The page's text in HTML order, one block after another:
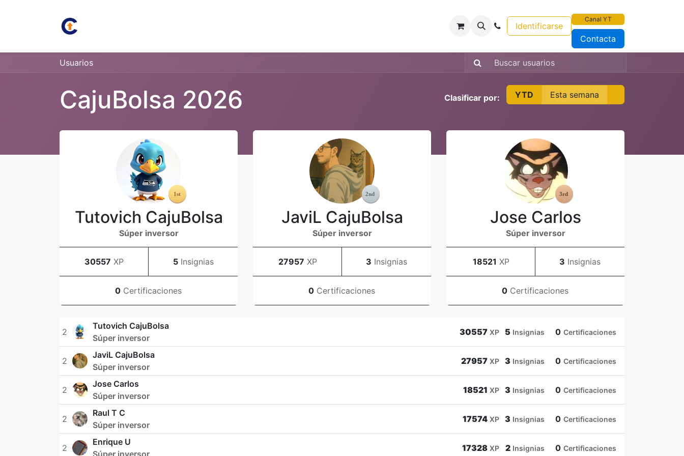
Identificarse
Canal YT
Contacta
Usuarios
CajuBolsa 2026 Clasificar por: YTD Esta semana
Tutovich CajuBolsa
Súper inversor
30557 XP 5 Insignias
0 Certificaciones
JaviL CajuBolsa
Súper inversor
27957 XP 3 Insignias
0 Certificaciones
Jose Carlos
Súper inversor
18521 XP 3 Insignias
0 Certificaciones
2
Tutovich CajuBolsa
Súper inversor
30557 XP 5 Insignias 0 Certificaciones
2
JaviL CajuBolsa
Súper inversor
27957 XP 3 Insignias 0 Certificaciones
2
Jose Carlos
Súper inversor
18521 XP 3 Insignias 0 Certificaciones
2
Raul T C
Súper inversor
17574 XP 3 Insignias 0 Certificaciones
2
Enrique U
Súper inversor
17328 XP 2 Insignias 0 Certificaciones